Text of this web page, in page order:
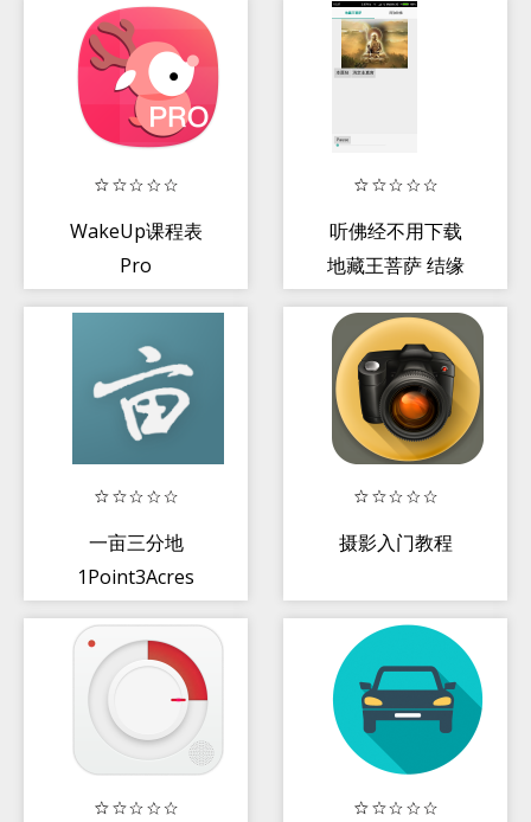
WakeUp课程表
Pro
听佛经不用下载
地藏王菩萨 结缘
一亩三分地
1Point3Acres
摄影入门教程